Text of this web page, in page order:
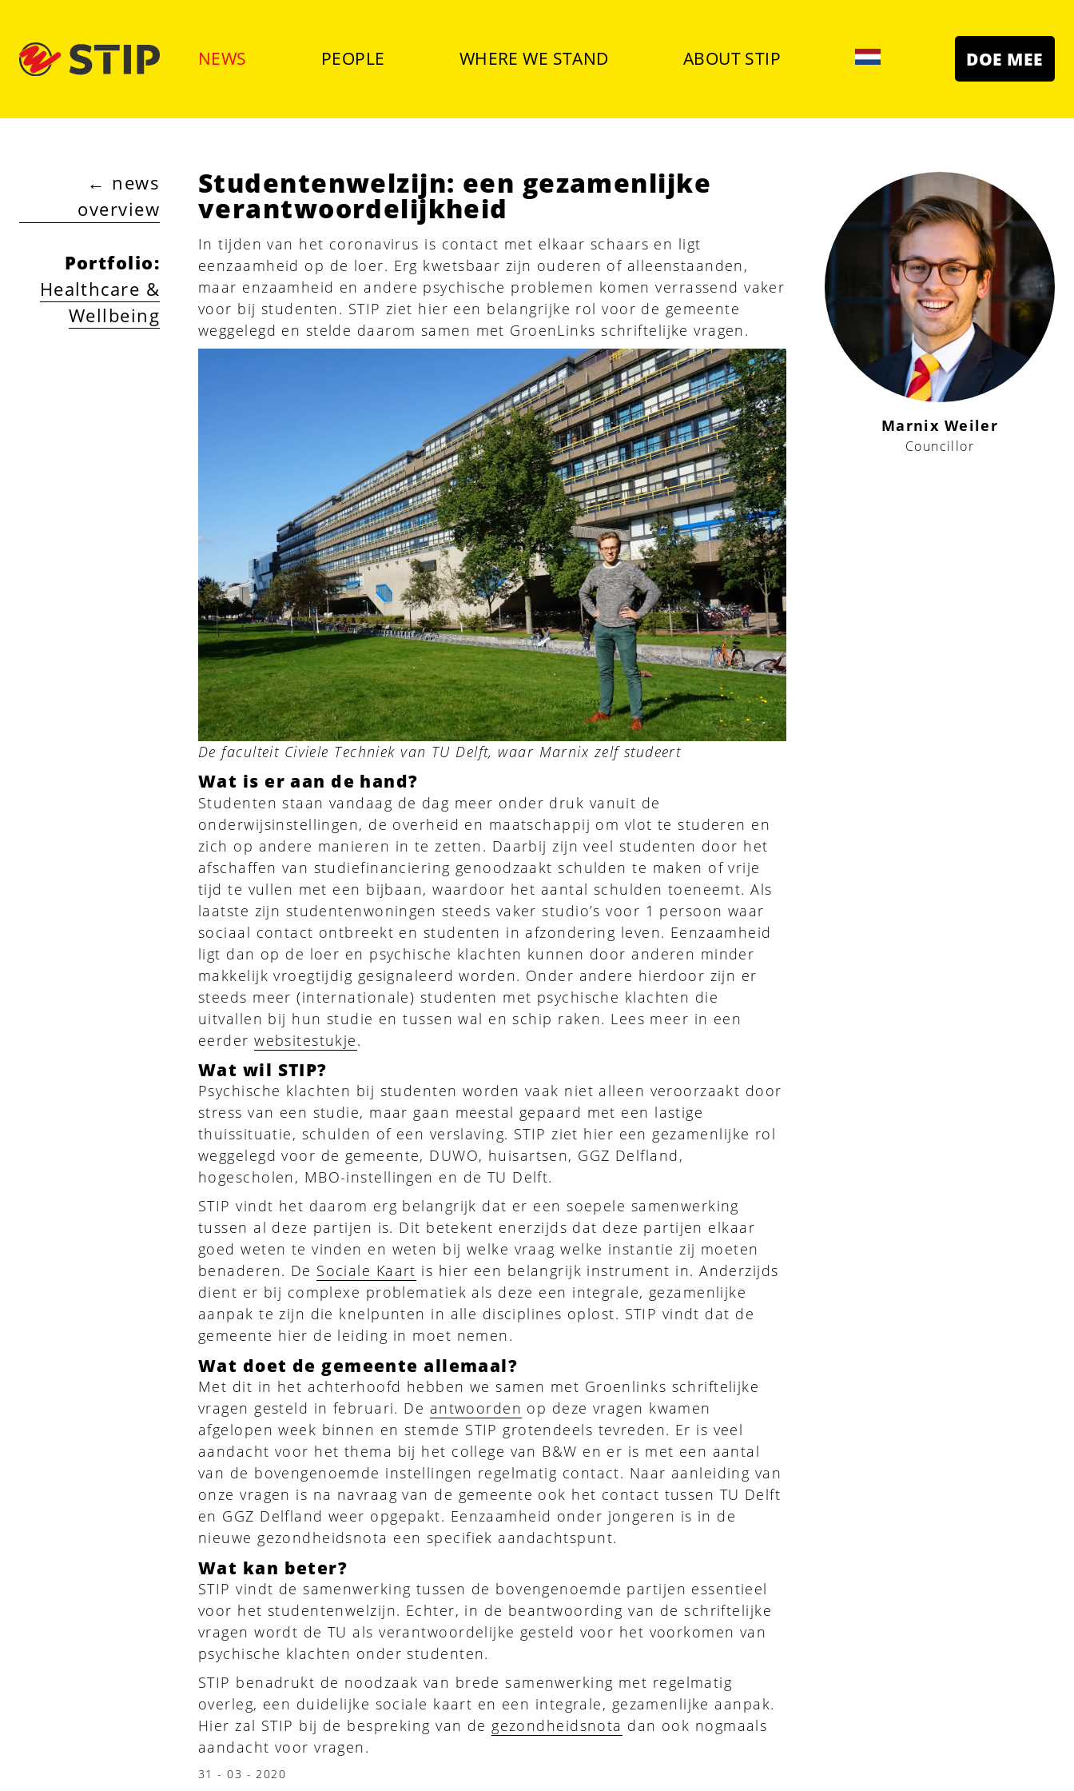
NEWS PEOPLE WHERE WE STAND ABOUT STIP DOE MEE
← news
overview
Portfolio:
Healthcare &
Wellbeing
Studentenwelzijn: een gezamenlijke
verantwoordelijkheid
In tijden van het coronavirus is contact met elkaar schaars en ligt
eenzaamheid op de loer. Erg kwetsbaar zijn ouderen of alleenstaanden,
maar enzaamheid en andere psychische problemen komen verrassend vaker
voor bij studenten. STIP ziet hier een belangrijke rol voor de gemeente
weggelegd en stelde daarom samen met GroenLinks schriftelijke vragen.
De faculteit Civiele Techniek van TU Delft, waar Marnix zelf studeert
Wat is er aan de hand?
Studenten staan vandaag de dag meer onder druk vanuit de
onderwijsinstellingen, de overheid en maatschappij om vlot te studeren en
zich op andere manieren in te zetten. Daarbij zijn veel studenten door het
afschaffen van studiefinanciering genoodzaakt schulden te maken of vrije
tijd te vullen met een bijbaan, waardoor het aantal schulden toeneemt. Als
laatste zijn studentenwoningen steeds vaker studio’s voor 1 persoon waar
sociaal contact ontbreekt en studenten in afzondering leven. Eenzaamheid
ligt dan op de loer en psychische klachten kunnen door anderen minder
makkelijk vroegtijdig gesignaleerd worden. Onder andere hierdoor zijn er
steeds meer (internationale) studenten met psychische klachten die
uitvallen bij hun studie en tussen wal en schip raken. Lees meer in een
eerderwebsitestukje.
Wat wil STIP?
Psychische klachten bij studenten worden vaak niet alleen veroorzaakt door
stress van een studie, maar gaan meestal gepaard met een lastige
thuissituatie, schulden of een verslaving. STIP ziet hier een gezamenlijke rol
weggelegd voor de gemeente, DUWO, huisartsen, GGZ Delfland,
hogescholen, MBO-instellingen en de TU Delft.
STIP vindt het daarom erg belangrijk dat er een soepele samenwerking
tussen al deze partijen is. Dit betekent enerzijds dat deze partijen elkaar
goed weten te vinden en weten bij welke vraag welke instantie zij moeten
benaderen. De Sociale Kaart is hier een belangrijk instrument in. Anderzijds
dient er bij complexe problematiek als deze een integrale, gezamenlijke
aanpak te zijn die knelpunten in alle disciplines oplost. STIP vindt dat de
gemeente hier de leiding in moet nemen.
Wat doet de gemeente allemaal?
Met dit in het achterhoofd hebben we samen met Groenlinks schriftelijke
vragen gesteld in februari. De antwoorden op deze vragen kwamen
afgelopen week binnen en stemde STIP grotendeels tevreden. Er is veel
aandacht voor het thema bij het college van B&W en er is met een aantal
van de bovengenoemde instellingen regelmatig contact. Naar aanleiding van
onze vragen is na navraag van de gemeente ook het contact tussen TU Delft
en GGZ Delfland weer opgepakt. Eenzaamheid onder jongeren is in de
nieuwe gezondheidsnota een specifiek aandachtspunt.
Wat kan beter?
STIP vindt de samenwerking tussen de bovengenoemde partijen essentieel
voor het studentenwelzijn. Echter, in de beantwoording van de schriftelijke
vragen wordt de TU als verantwoordelijke gesteld voor het voorkomen van
psychische klachten onder studenten.
STIP benadrukt de noodzaak van brede samenwerking met regelmatig
overleg, een duidelijke sociale kaart en een integrale, gezamenlijke aanpak.
Hier zal STIP bij de bespreking van de gezondheidsnota dan ook nogmaals
aandacht voor vragen.
31 - 03 - 2020
Marnix Weiler
Councillor